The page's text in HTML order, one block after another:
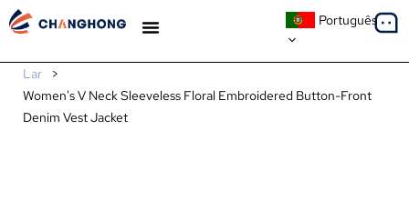
Português
Lar
>
Women's V Neck Sleeveless Floral Embroidered Button-Front
Denim Vest Jacket